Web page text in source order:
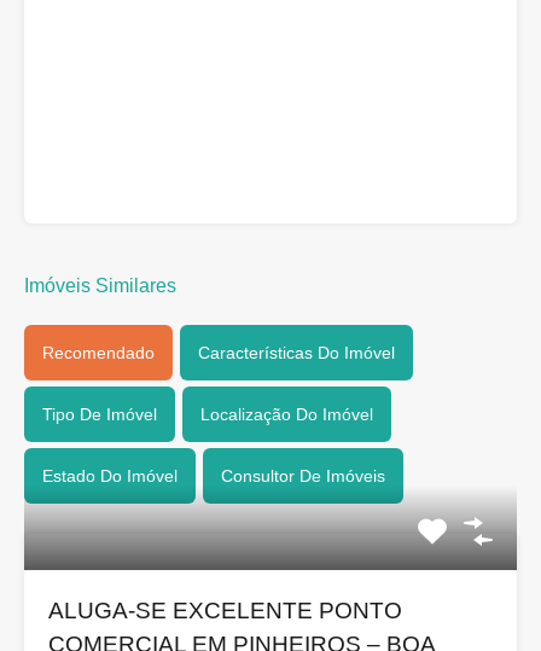
Imóveis Similares
Recomendado Características Do Imóvel
Tipo De Imóvel Localização Do Imóvel
Estado Do Imóvel Consultor De Imóveis
ALUGA-SE EXCELENTE PONTO
COMERCIAL EM PINHEIROS – BOA